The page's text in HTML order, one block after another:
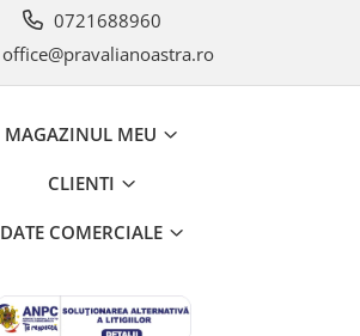
0721688960
office@pravalianoastra.ro
MAGAZINUL MEU
CLIENTI
DATE COMERCIALE